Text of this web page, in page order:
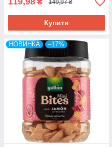
₴ 149,97 ₴
Купити
НОВИНКА –17%